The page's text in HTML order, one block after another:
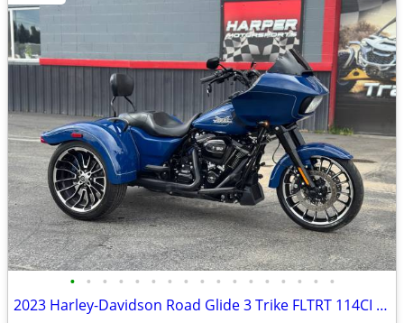
• • • • • • • • • • • • • • • • •
2023 Harley-Davidson Road Glide 3 Trike FLTRT 114CI LOW MILES!!